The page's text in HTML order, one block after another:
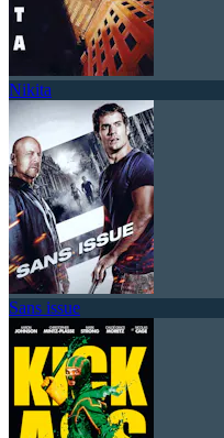
Nikita
Sans issue